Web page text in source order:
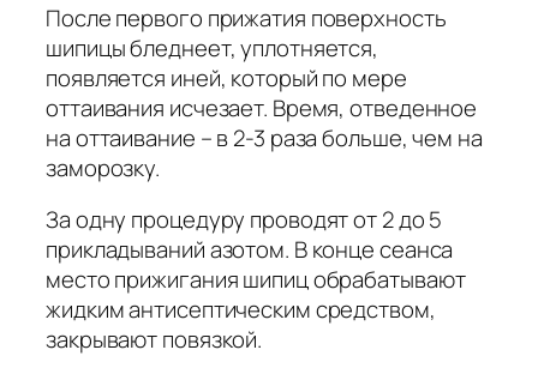
После первого прижатия поверхность
шипицы бледнеет, уплотняется,
появляется иней, который по мере
оттаивания исчезает. Время, отведенное
на оттаивание – в 2-3 раза больше, чем на
заморозку.
За одну процедуру проводят от 2 до 5
прикладываний азотом. В конце сеанса
место прижигания шипиц обрабатывают
жидким антисептическим средством,
закрывают повязкой.